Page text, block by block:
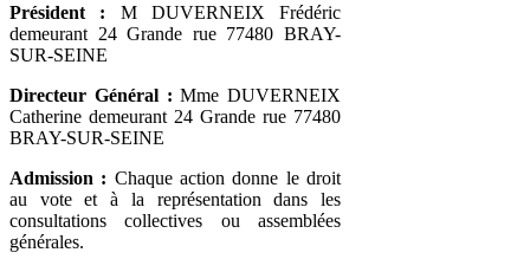
Président : M DUVERNEIX Frédéric
demeurant 24 Grande rue 77480 BRAY-
SUR-SEINE
Directeur Général : Mme DUVERNEIX
Catherine demeurant 24 Grande rue 77480
BRAY-SUR-SEINE
Admission : Chaque action donne le droit
au vote et à la représentation dans les
consultations collectives ou assemblées
générales.